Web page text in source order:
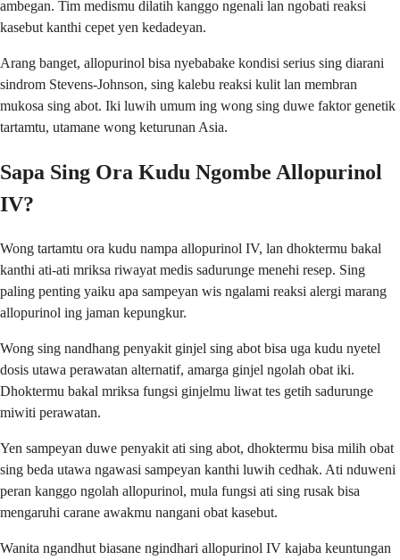
ambegan. Tim medismu dilatih kanggo ngenali lan ngobati reaksi
kasebut kanthi cepet yen kedadeyan.
Arang banget, allopurinol bisa nyebabake kondisi serius sing diarani
sindrom Stevens-Johnson, sing kalebu reaksi kulit lan membran
mukosa sing abot. Iki luwih umum ing wong sing duwe faktor genetik
tartamtu, utamane wong keturunan Asia.
Sapa Sing Ora Kudu Ngombe Allopurinol
IV?
Wong tartamtu ora kudu nampa allopurinol IV, lan dhoktermu bakal
kanthi ati-ati mriksa riwayat medis sadurunge menehi resep. Sing
paling penting yaiku apa sampeyan wis ngalami reaksi alergi marang
allopurinol ing jaman kepungkur.
Wong sing nandhang penyakit ginjel sing abot bisa uga kudu nyetel
dosis utawa perawatan alternatif, amarga ginjel ngolah obat iki.
Dhoktermu bakal mriksa fungsi ginjelmu liwat tes getih sadurunge
miwiti perawatan.
Yen sampeyan duwe penyakit ati sing abot, dhoktermu bisa milih obat
sing beda utawa ngawasi sampeyan kanthi luwih cedhak. Ati nduweni
peran kanggo ngolah allopurinol, mula fungsi ati sing rusak bisa
mengaruhi carane awakmu nangani obat kasebut.
Wanita ngandhut biasane ngindhari allopurinol IV kajaba keuntungan